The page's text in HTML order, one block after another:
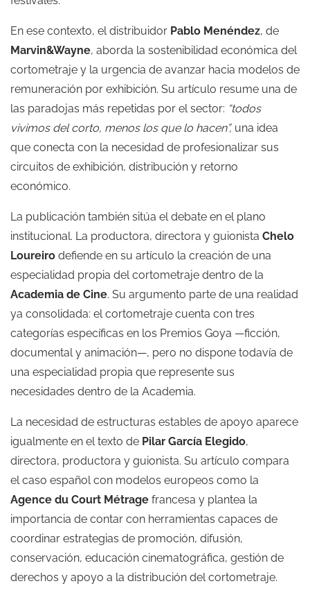
En ese contexto, el distribuidor Pablo Menéndez, de
Marvin&Wayne, aborda la sostenibilidad económica del
cortometraje y la urgencia de avanzar hacia modelos de
remuneración por exhibición. Su artículo resume una de
las paradojas más repetidas por el sector: “todos
vivimos del corto, menos los que lo hacen”, una idea
que conecta con la necesidad de profesionalizar sus
circuitos de exhibición, distribución y retorno
económico.
La publicación también sitúa el debate en el plano
institucional. La productora, directora y guionista Chelo
Loureiro defiende en su artículo la creación de una
especialidad propia del cortometraje dentro de la
Academia de Cine. Su argumento parte de una realidad
ya consolidada: el cortometraje cuenta con tres
categorías específicas en los Premios Goya —ficción,
documental y animación—, pero no dispone todavía de
una especialidad propia que represente sus
necesidades dentro de la Academia.
La necesidad de estructuras estables de apoyo aparece
igualmente en el texto de Pilar García Elegido,
directora, productora y guionista. Su artículo compara
el caso español con modelos europeos como la
Agence du Court Métrage francesa y plantea la
importancia de contar con herramientas capaces de
coordinar estrategias de promoción, difusión,
conservación, educación cinematográfica, gestión de
derechos y apoyo a la distribución del cortometraje.